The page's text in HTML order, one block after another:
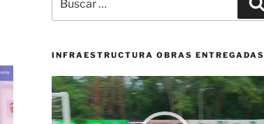
por:
INFRAESTRUCTURA OBRAS ENTREGADAS
Reproductor
de
vídeo